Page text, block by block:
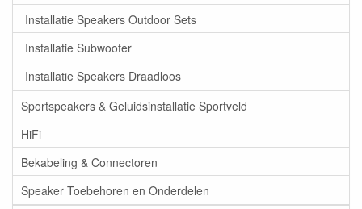
Installatie Speakers Outdoor Sets
Installatie Subwoofer
Installatie Speakers Draadloos
Sportspeakers & Geluidsinstallatie Sportveld
HiFi
Bekabeling & Connectoren
Speaker Toebehoren en Onderdelen